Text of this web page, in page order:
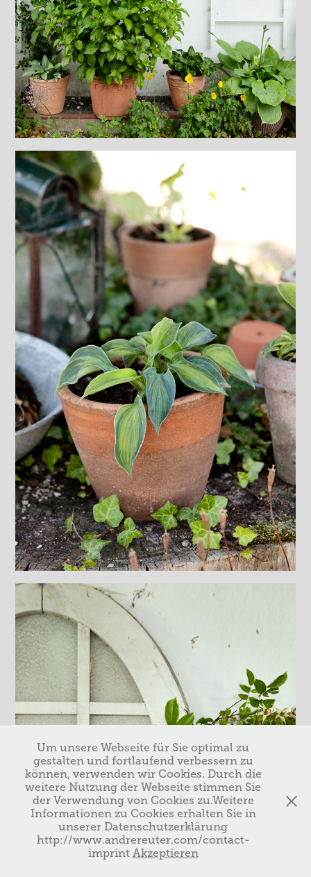
Um unsere Webseite für Sie optimal zu
gestalten und fortlaufend verbessern zu
können, verwenden wir Cookies. Durch die
weitere Nutzung der Webseite stimmen Sie
der Verwendung von Cookies zu.Weitere
Informationen zu Cookies erhalten Sie in
unserer Datenschutzerklärung
http://www.andrereuter.com/contact-
imprint Akzeptieren